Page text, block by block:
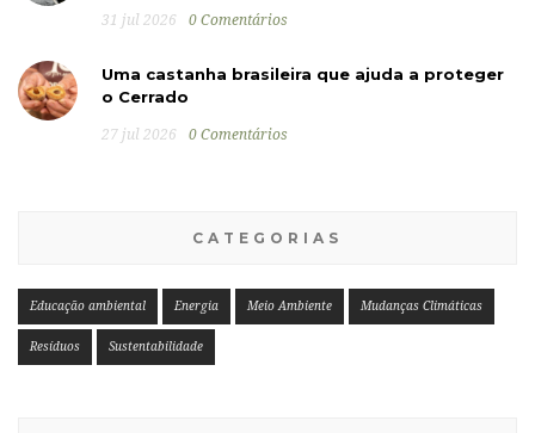
31 jul 2026 0 Comentários
Uma castanha brasileira que ajuda a proteger
o Cerrado
27 jul 2026 0 Comentários
CATEGORIAS
Educação ambiental Energia Meio Ambiente Mudanças Climáticas
Resíduos Sustentabilidade